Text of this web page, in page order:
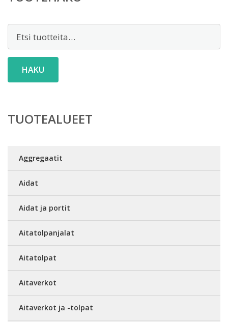
HAKU
TUOTEALUEET
Aggregaatit
Aidat
Aidat ja portit
Aitatolpanjalat
Aitatolpat
Aitaverkot
Aitaverkot ja -tolpat